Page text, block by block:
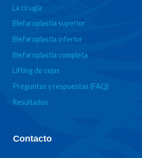
La cirugía
Blefaroplastia superior
Blefaroplastia inferior
Blefaroplastia completa
Lifting de cejas
Preguntas y respuestas (FAQ)
Resultados
Contacto